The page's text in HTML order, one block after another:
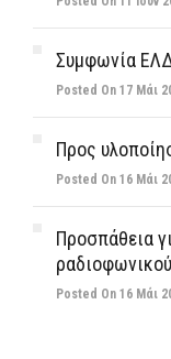
Συμφωνία
Posted On 17 Μάι
Προς
Posted On 16 Μάι
Προσπάθεια
Posted On 16 Μάι